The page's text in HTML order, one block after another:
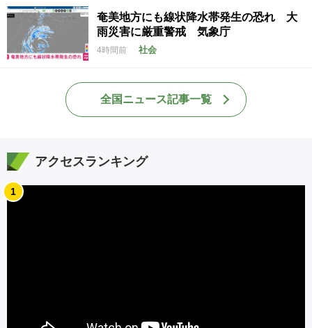
奄美地方にも線状降水帯発生の恐れ 大
雨災害に厳重警戒 気象庁
4時間前 社会
全国ニュース記事一覧
アクセスランキング
1